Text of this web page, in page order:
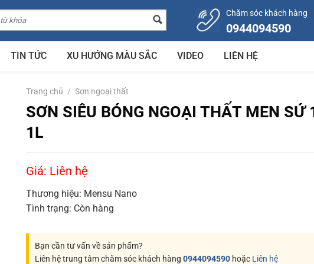
Chăm sóc khách hàng
0944094590
TIN TỨC XU HƯỚNG MÀU SẮC VIDEO LIÊN HỆ
Trang chủ / Sơn ngoại thất
SƠN SIÊU BÓNG NGOẠI THẤT MEN SỨ
1L
Giá: Liên hệ
Thương hiệu: Mensu Nano
Tình trạng: Còn hàng
Bạn cần tư vấn về sản phẩm?
Liên hệ trung tâm chăm sóc khách hàng 0944094590hoặc Liên hệ